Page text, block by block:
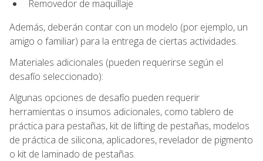
Removedor de maquillaje
Además, deberán contar con un modelo (por ejemplo, un
amigo o familiar) para la entrega de ciertas actividades.
Materiales adicionales (pueden requerirse según el
desafío seleccionado):
Algunas opciones de desafío pueden requerir
herramientas o insumos adicionales, como tablero de
práctica para pestañas, kit de lifting de pestañas, modelos
de práctica de silicona, aplicadores, revelador de pigmento
o kit de laminado de pestañas.